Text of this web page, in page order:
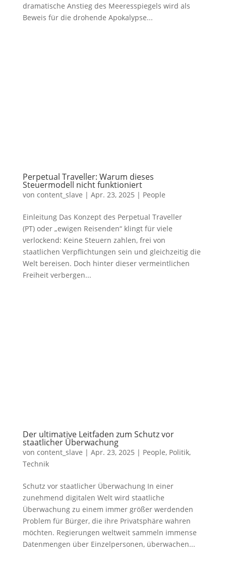
dramatische Anstieg des Meeresspiegels wird als
Beweis für die drohende Apokalypse...
Perpetual Traveller: Warum dieses
Steuermodell nicht funktioniert
von content_slave | Apr. 23, 2025 | People
Einleitung Das Konzept des Perpetual Traveller
(PT) oder „ewigen Reisenden“ klingt für viele
verlockend: Keine Steuern zahlen, frei von
staatlichen Verpflichtungen sein und gleichzeitig die
Welt bereisen. Doch hinter dieser vermeintlichen
Freiheit verbergen...
Der ultimative Leitfaden zum Schutz vor
staatlicher Überwachung
von content_slave | Apr. 23, 2025 | People, Politik,
Technik
Schutz vor staatlicher Überwachung In einer
zunehmend digitalen Welt wird staatliche
Überwachung zu einem immer größer werdenden
Problem für Bürger, die ihre Privatsphäre wahren
möchten. Regierungen weltweit sammeln immense
Datenmengen über Einzelpersonen, überwachen...